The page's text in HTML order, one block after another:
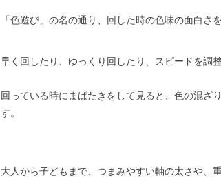
「色遊び」の名の通り、回した時の色味の面白さ
早く回したり、ゆっくり回したり、スピードを調
回っている時にまばたきをして見ると、色の混ざ
す。
大人から子どもまで、つまみやすい軸の太さや、